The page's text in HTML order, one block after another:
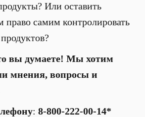
Или оставить
право самим контролировать
вы думаете! Мы хотим
мнения, вопросы и
: 8-800-222-00-14*